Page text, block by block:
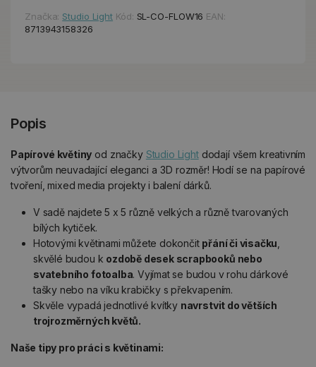
Značka: Studio Light Kód: SL-CO-FLOW16 EAN:
8713943158326
Popis
Papírové květiny od značky Studio Lightdodají všem kreativním
výtvorům neuvadající eleganci a 3D rozměr! Hodí se na papírové
tvoření, mixed media projekty i balení dárků.
V sadě najdete 5 x 5 různě velkých a různě tvarovaných
bílých kytiček.
Hotovými květinami můžete dokončit přání či visačku
skvělé budou k ozdobě desek scrapbooků nebo
svatebního fotoalba. Vyjímat se budou v rohu dárkové
tašky nebo na víku krabičky s překvapením.
Skvěle vypadá jednotlivé kvítky navrstvit do větších
trojrozměrných květů.
Naše tipy pro práci s květinami: